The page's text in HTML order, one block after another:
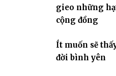
gieo những
cộng đồng
Ít muốn sẽ
đời bình yên